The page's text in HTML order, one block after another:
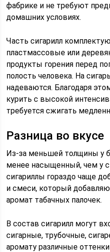
фабрике и не требуют
домашних условиях.
Часть сигарилл
пластмассовые или
продукты горения перед
полость человека. На
надеваются. Благодаря
курить с высокой
требуется сжигать
Разница во вкусе
Из-за меньшей толщины у
менее насыщенный, чем у
сигариллы гораздо чаще
и смеси, который
аромат табачных палочек.
В состав сигарилл могут
сигарные, трубочные,
аромату различные